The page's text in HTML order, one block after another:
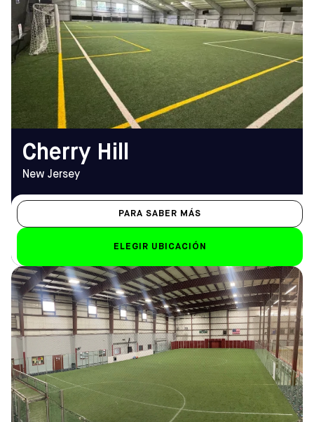
APERTURA
De lunes a viernes
10.00 h - 23.00 h
Sáb-Dom
Sáb: 8 h - 22 h; Dom: 7 h -
650 Kresson Rd, Cherry Hill,
NJ 08034
Cómo llegar
TELÉFONO
(856) 428-8588
EMAIL
cherryhill@sofive.com
Cherry Hill
New Jersey
PARA SABER MÁS
ELEGIR UBICACIÓN
HORARIO DE
APERTURA
De lunes a viernes
10.00 h - 23.00 h
Sáb-Dom
De 9.00 a 23.00 horas
DIRECCIÓN
1 Hovtech Blvd, Mt Laurel
Township, NJ 08054
Cómo llegar
TELÉFONO
EMAIL
mountlaurel@sofive.com